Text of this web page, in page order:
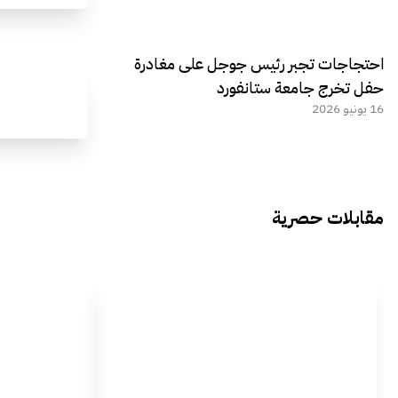
احتجاجات تجبر رئيس جوجل على مغادرة
حفل تخرج جامعة ستانفورد
16 يونيو 2026
مقابلات حصرية